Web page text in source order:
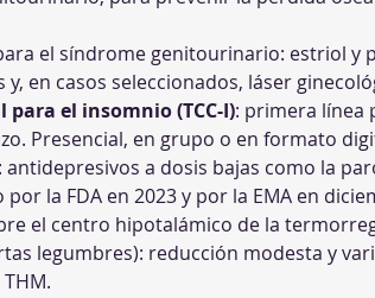
el síndrome genitourinario: estriol y
en casos seleccionados, láser
el insomnio (TCC-I): primera línea
Presencial, en grupo o en formato
: antidepresivos a dosis bajas como la
por la FDA en 2023 y por la EMA en
el centro hipotalámico de la
legumbres): reducción modesta y